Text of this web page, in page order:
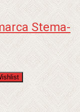
Stema-